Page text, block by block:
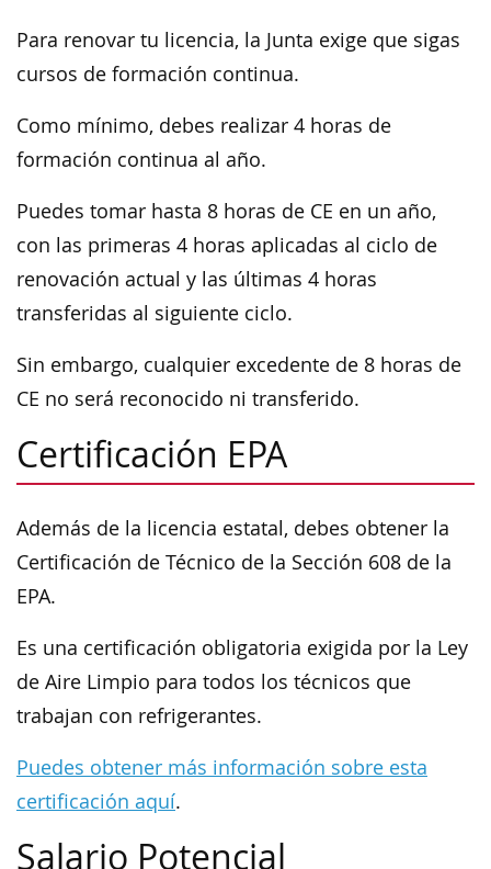
Para renovar tu licencia, la Junta exige que sigas
cursos de formación continua.
Como mínimo, debes realizar 4 horas de
formación continua al año.
Puedes tomar hasta 8 horas de CE en un año,
con las primeras 4 horas aplicadas al ciclo de
renovación actual y las últimas 4 horas
transferidas al siguiente ciclo.
Sin embargo, cualquier excedente de 8 horas de
CE no será reconocido ni transferido.
Certificación EPA
Además de la licencia estatal, debes obtener la
Certificación de Técnico de la Sección 608 de la
EPA.
Es una certificación obligatoria exigida por la Ley
de Aire Limpio para todos los técnicos que
trabajan con refrigerantes.
Puedes obtener más información sobre esta
certificación aquí.
Salario Potencial